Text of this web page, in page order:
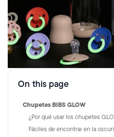
On this page
Chupetes BIBS GLOW
¿Por qué usar los chupetes
Fáciles de encontrar en la